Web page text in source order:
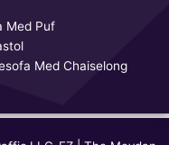
Med Puf
Med Chaiselong